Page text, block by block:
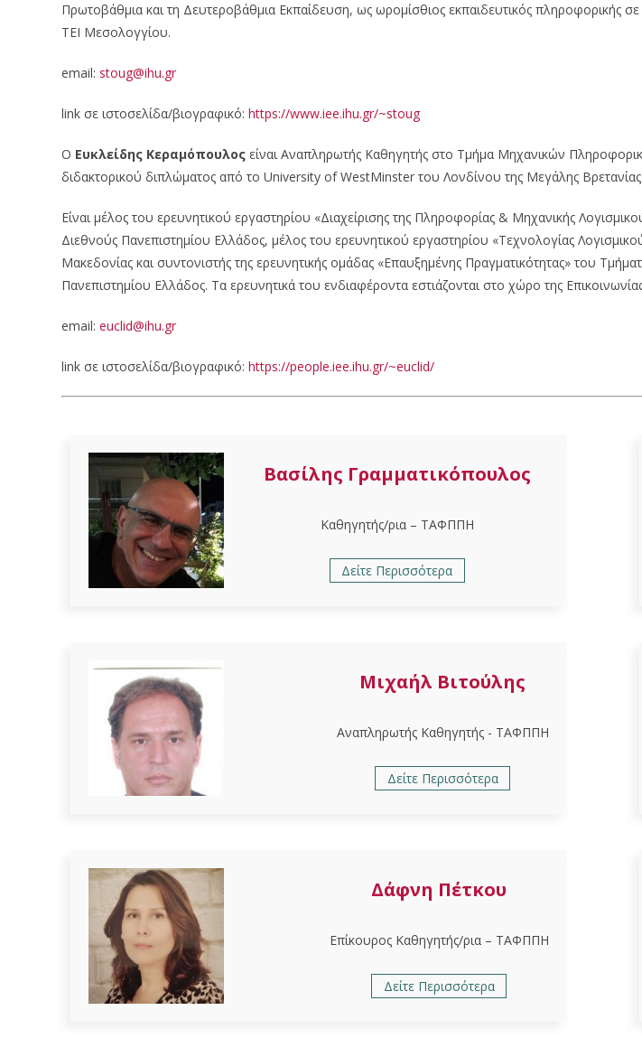
Πρωτοβάθμια και τη Δευτεροβάθμια Εκπαίδευση, ως ωρομίσθιος εκπαιδευτικός πληροφορικής
ΤΕΙ Μεσολογγίου.
email: stoug@ihu.gr
link σε ιστοσελίδα/βιογραφικό: https://www.iee.ihu.gr/~stoug
Ο Ευκλείδης Κεραμόπουλος είναι Αναπληρωτής Καθηγητής στο Τμήμα Μηχανικών
διδακτορικού διπλώματος από το University of WestMinster του Λονδίνου της Μεγάλης Βρετανίας.
Είναι μέλος του ερευνητικού εργαστηρίου «Διαχείρισης της Πληροφορίας & Μηχανικής
Διεθνούς Πανεπιστημίου Ελλάδος, μέλος του ερευνητικού εργαστηρίου «Τεχνολογίας
Μακεδονίας και συντονιστής της ερευνητικής ομάδας «Επαυξημένης Πραγματικότητας» του
Πανεπιστημίου Ελλάδος. Τα ερευνητικά του ενδιαφέροντα εστιάζονται στο χώρο της
email: euclid@ihu.gr
link σε ιστοσελίδα/βιογραφικό: https://people.iee.ihu.gr/~euclid/
Βασίλης Γραμματικόπουλος
Καθηγητής/ρια – ΤΑΦΠΠΗ
Δείτε Περισσότερα
Μιχαήλ Βιτούλης
Αναπληρωτής Καθηγητής - ΤΑΦΠΠΗ
Δείτε Περισσότερα
Δάφνη Πέτκου
Επίκουρος Καθηγητής/ρια – ΤΑΦΠΠΗ
Δείτε Περισσότερα